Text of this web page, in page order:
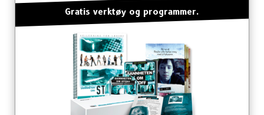
Gratis verktøy og programmer.